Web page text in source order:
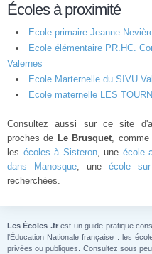
Écoles à proximité
Ecole primaire Jeanne
Ecole élémentaire PR.HC.
Valernes
Ecole Marternelle du SIVU
Ecole maternelle LES
Consultez aussi sur ce site
proches de Le Brusquet,
les écoles à Sisteron, une école
dans Manosque, uneécole
recherchées.
Les Écoles .frest un guide pratique
l'Éducation Nationale française : les
privées ou publiques. Consultez sous